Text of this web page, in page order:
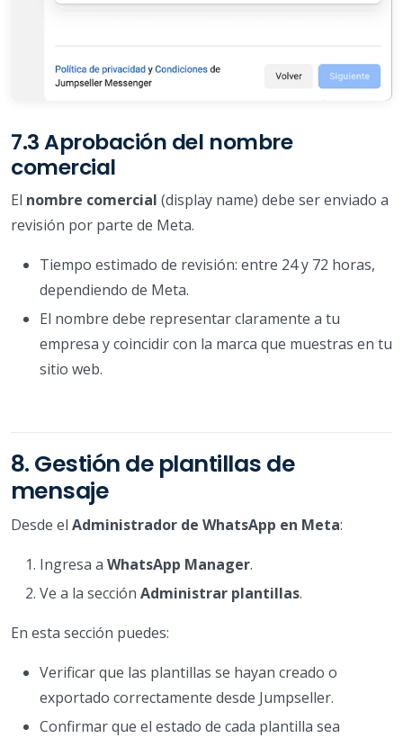
7.3 Aprobación del nombre
comercial
El nombre comercial (display name) debe ser enviado a
revisión por parte de Meta.
Tiempo estimado de revisión: entre 24 y 72 horas,
dependiendo de Meta.
El nombre debe representar claramente a tu
empresa y coincidir con la marca que muestras en tu
sitio web.
8. Gestión de plantillas de
mensaje
Desde el Administrador de WhatsApp en Meta:
Ingresa a WhatsApp Manager.
Ve a la sección Administrar plantillas.
En esta sección puedes:
Verificar que las plantillas se hayan creado o
exportado correctamente desde Jumpseller.
Confirmar que el estado de cada plantilla sea